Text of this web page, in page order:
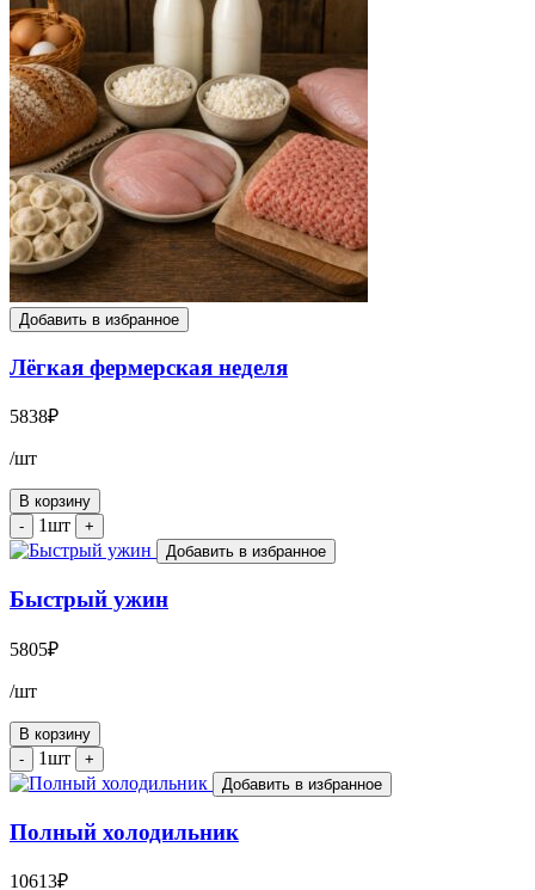
Добавить в избранное
Лёгкая фермерская неделя
5838₽
/шт
В корзину
-
1шт
+
Добавить в избранное
Быстрый ужин
5805₽
/шт
В корзину
-
1шт
+
Добавить в избранное
Полный холодильник
10613₽